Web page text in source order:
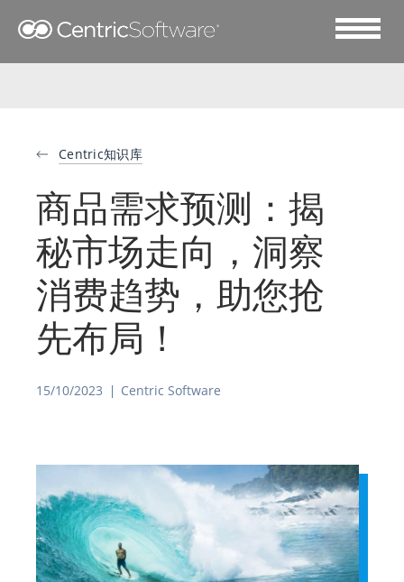
Centric知识库
商品需求预测：揭
秘市场走向，洞察
消费趋势，助您抢
先布局！
15/10/2023 Centric Software